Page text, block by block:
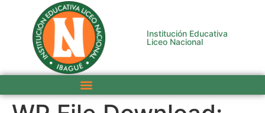
Institución Educativa
Liceo Nacional